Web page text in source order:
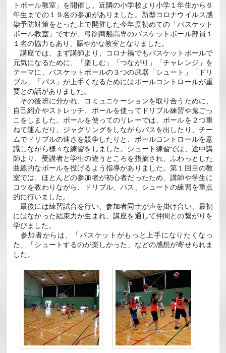
トボール教室」を開催し、近隣の小学校より小学１年生から６
年生までの１９名の参加がありました。新型コロナウイルス感
染予防対策をとった上で開催した今年度初めての「バスケット
ボール教室」ですが、弓削商船高専のバスケットボール部員１
１名の協力もあり、賑やかな教室となりました。
講座では、まず講師より、コロナ禍でもバスケットボールで
元気になるために、「楽しむ」「つながり」「チャレンジ」を
テーマに、バスケットボールの３つの武器「シュート」「ドリ
ブル」「パス」が上手くなるためにはボールコントロールが重
要との話がありました。
その後班に分かれ、コミュニケーションを取り合うために、
自己紹介やストレッチ、ボールを使ってドリブル練習や鬼ごっ
こをしました。ボールを使ってのリレーでは、ボールを２つ重
ねて運んだり、ジャグリングをしながらパスを出したり、チー
ムでドリブルの速さを競争したりと、ボールコントロールを意
識しながら様々な練習をしました。シュート練習では、途中講
師より、受講者と学生の違うところを指摘され、ふわっとした
曲線的なボールを投げるよう指導がありました。第１回目の教
室では、ほとんどの参加者が初心者だったため、講師や学生に
コツを教わりながら、ドリブル、パス、シュートの練習を重点
的に行いました。
最後には練習試合を行い、参加者同士が声を掛け合い、最初
にはなかった結束力が生まれ、講座を通して仲間との繋がりを
学びました。
参加者からは、「バスケットがもっと上手になりたくなっ
た」「シュートするのが楽しかった」などの感想が寄せられま
した。